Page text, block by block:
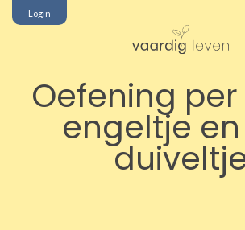
Login
Oefening per
engeltje